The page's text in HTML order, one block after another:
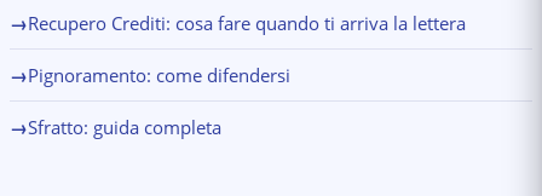
→Recupero Crediti: cosa fare quando ti arriva la lettera
→Pignoramento: come difendersi
→Sfratto: guida completa